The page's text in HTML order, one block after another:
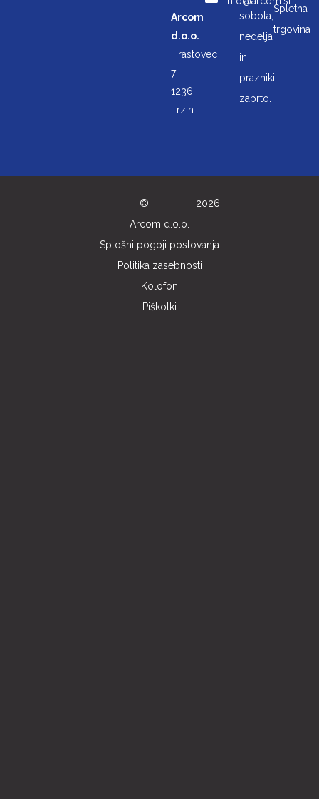
Arcom
d.o.o.
Hrastovec
7
1236
Trzin
sobota,
nedelja
in
prazniki
zaprto.
Spletna
trgovina
©
2026
Arcom d.o.o.
Splošni pogoji poslovanja
Politika zasebnosti
Kolofon
Piškotki